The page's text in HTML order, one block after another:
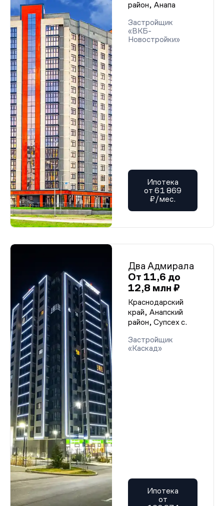
район, Анапа
Застройщик
«ВКБ-
Новостройки»
Ипотека
от 61 869
₽/мес.
Два Адмирала
От 11,6 до
12,8 млн ₽
Краснодарский
край, Анапский
район, Супсех с.
Застройщик
«Каскад»
Ипотека
от